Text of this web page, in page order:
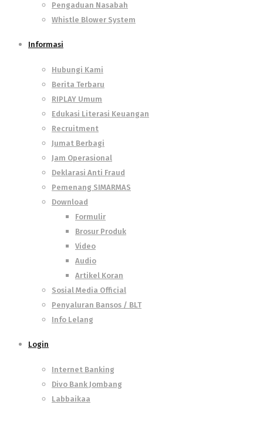
Pengaduan Nasabah
Whistle Blower System
Informasi
Hubungi Kami
Berita Terbaru
RIPLAY Umum
Edukasi Literasi Keuangan
Recruitment
Jumat Berbagi
Jam Operasional
Deklarasi Anti Fraud
Pemenang SIMARMAS
Download
Formulir
Brosur Produk
Video
Audio
Artikel Koran
Sosial Media Official
Penyaluran Bansos / BLT
Info Lelang
Login
Internet Banking
Divo Bank Jombang
Labbaikaa